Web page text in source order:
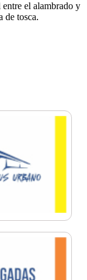
el alambrado y
de tosca.